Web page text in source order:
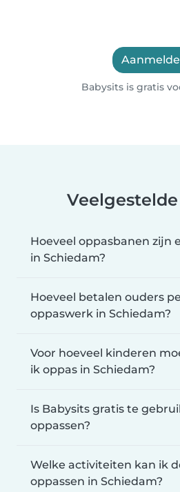
Babysits is gratis
Hoeveel oppasbanen zijn
in Schiedam?
Hoeveel betalen ouders
oppaswerk in Schiedam?
Voor hoeveel kinderen
ik oppas in Schiedam?
Is Babysits gratis te
oppassen?
Welke activiteiten kan ik
oppassen in Schiedam?